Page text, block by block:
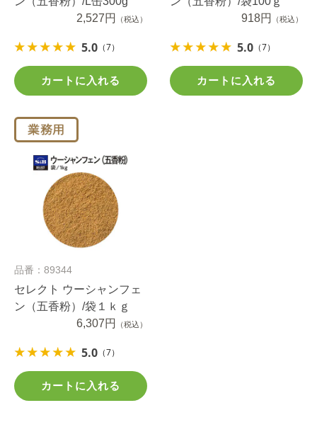
2,527円
（税込）
5.0 （7）
カートに入れる
918円
（税込）
5.0 （7）
カートに入れる
品番：89344
セレクト ウーシャンフェ
ン（五香粉）/袋１ｋｇ
6,307円
（税込）
5.0 （7）
カートに入れる